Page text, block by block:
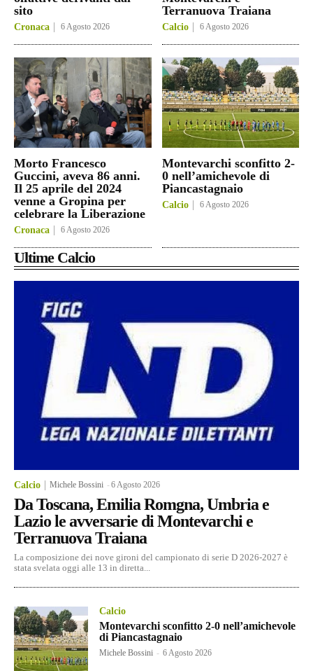
sito
Cronaca 6 Agosto 2026
Terranuova Traiana
Calcio 6 Agosto 2026
Morto Francesco
Guccini, aveva 86 anni.
Il 25 aprile del 2024
venne a Gropina per
celebrare la Liberazione
Cronaca 6 Agosto 2026
Montevarchi sconfitto 2-
0 nell’amichevole di
Piancastagnaio
Calcio 6 Agosto 2026
Ultime Calcio
Calcio Michele Bossini -6 Agosto 2026
Da Toscana, Emilia Romgna, Umbria e
Lazio le avversarie di Montevarchi e
Terranuova Traiana
La composizione dei nove gironi del campionato di serie D 2026-2027 è
stata svelata oggi alle 13 in diretta...
Calcio
Montevarchi sconfitto 2-0 nell’amichevole
di Piancastagnaio
Michele Bossini - 6 Agosto 2026